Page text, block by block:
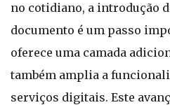
no cotidiano, a introdução
documento é um passo
oferece uma camada
também amplia a
serviços digitais. Este